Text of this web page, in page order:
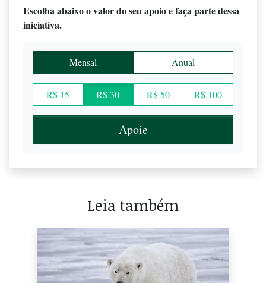
Escolha abaixo o valor do seu apoio e faça parte dessa
iniciativa.
Mensal Anual
R$ 15 R$ 30 R$ 50 R$ 100
Apoie
Leia também